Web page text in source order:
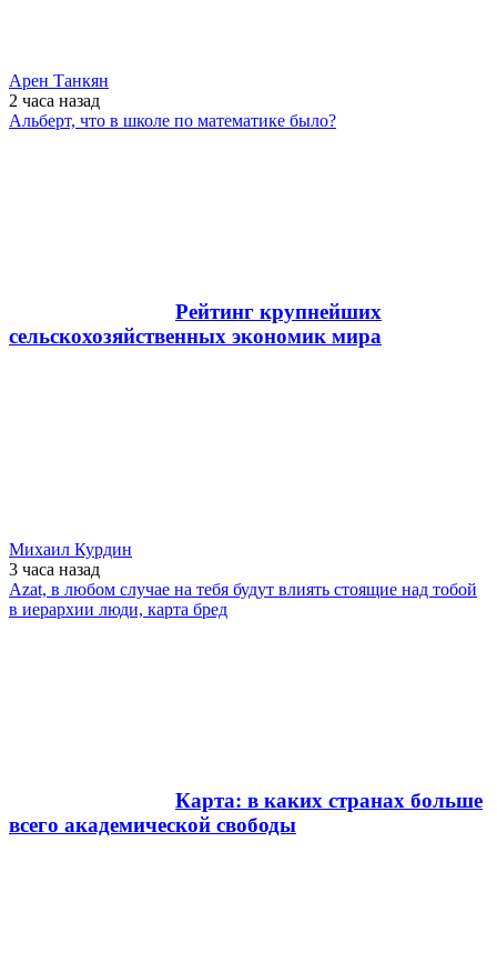
Арен Танкян
2 часа назад
Альберт, что в школе по математике было?
Рейтинг крупнейших
сельскохозяйственных экономик мира
Михаил Курдин
3 часа назад
Azat, в любом случае на тебя будут влиять стоящие над тобой
в иерархии люди, карта бред
Карта: в каких странах больше
всего академической свободы